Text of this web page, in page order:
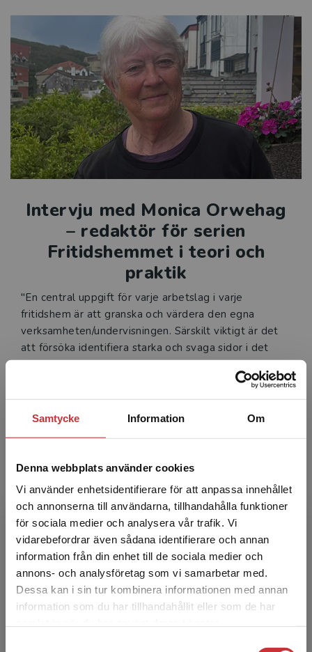
Samtycke Information Om
Denna webbplats använder cookies
Vi använder enhetsidentifierare för att anpassa innehållet
och annonserna till användarna, tillhandahålla funktioner
för sociala medier och analysera vår trafik. Vi
vidarebefordrar även sådana identifierare och annan
information från din enhet till de sociala medier och
annons- och analysföretag som vi samarbetar med.
Dessa kan i sin tur kombinera informationen med annan
information som du har tillhandahållit eller som de har
Begränsad fraktregion
Det verkar som att du besöker
studentlitteratur.se via en enhet utanför Sverige.
Vi erbjuder inte leveranser utanför Sverige. För
Intervju med Monica Orwehag
– redaktör för serien
Fritidshemmet i teori och
praktik
"En central uppgift för varje arbetslag i varje
fritidshem är att granska och värdera den egna
verksamheten/undervisningen. Särskilt viktigt är det
att försöka identifiera starka och svaga sidor i det
man gör."